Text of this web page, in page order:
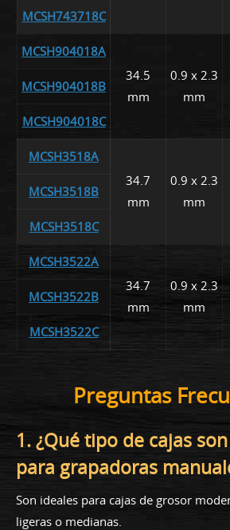
MCSH743718C
MCSH904018A
34.5
mm
0.9 x 2.3
mm
MCSH904018B
MCSH904018C
MCSH3518A
34.7
mm
0.9 x 2.3
mm
MCSH3518B
MCSH3518C
MCSH3522A
34.7
mm
0.9 x 2.3
mm
MCSH3522B
MCSH3522C
Preguntas
1. ¿Qué tipo de cajas
para grapadoras
Son ideales para cajas de grosor
ligeras o medianas.